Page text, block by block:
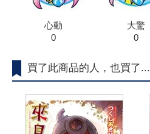
心動
0
大驚
0
買了此商品的人，也買了...